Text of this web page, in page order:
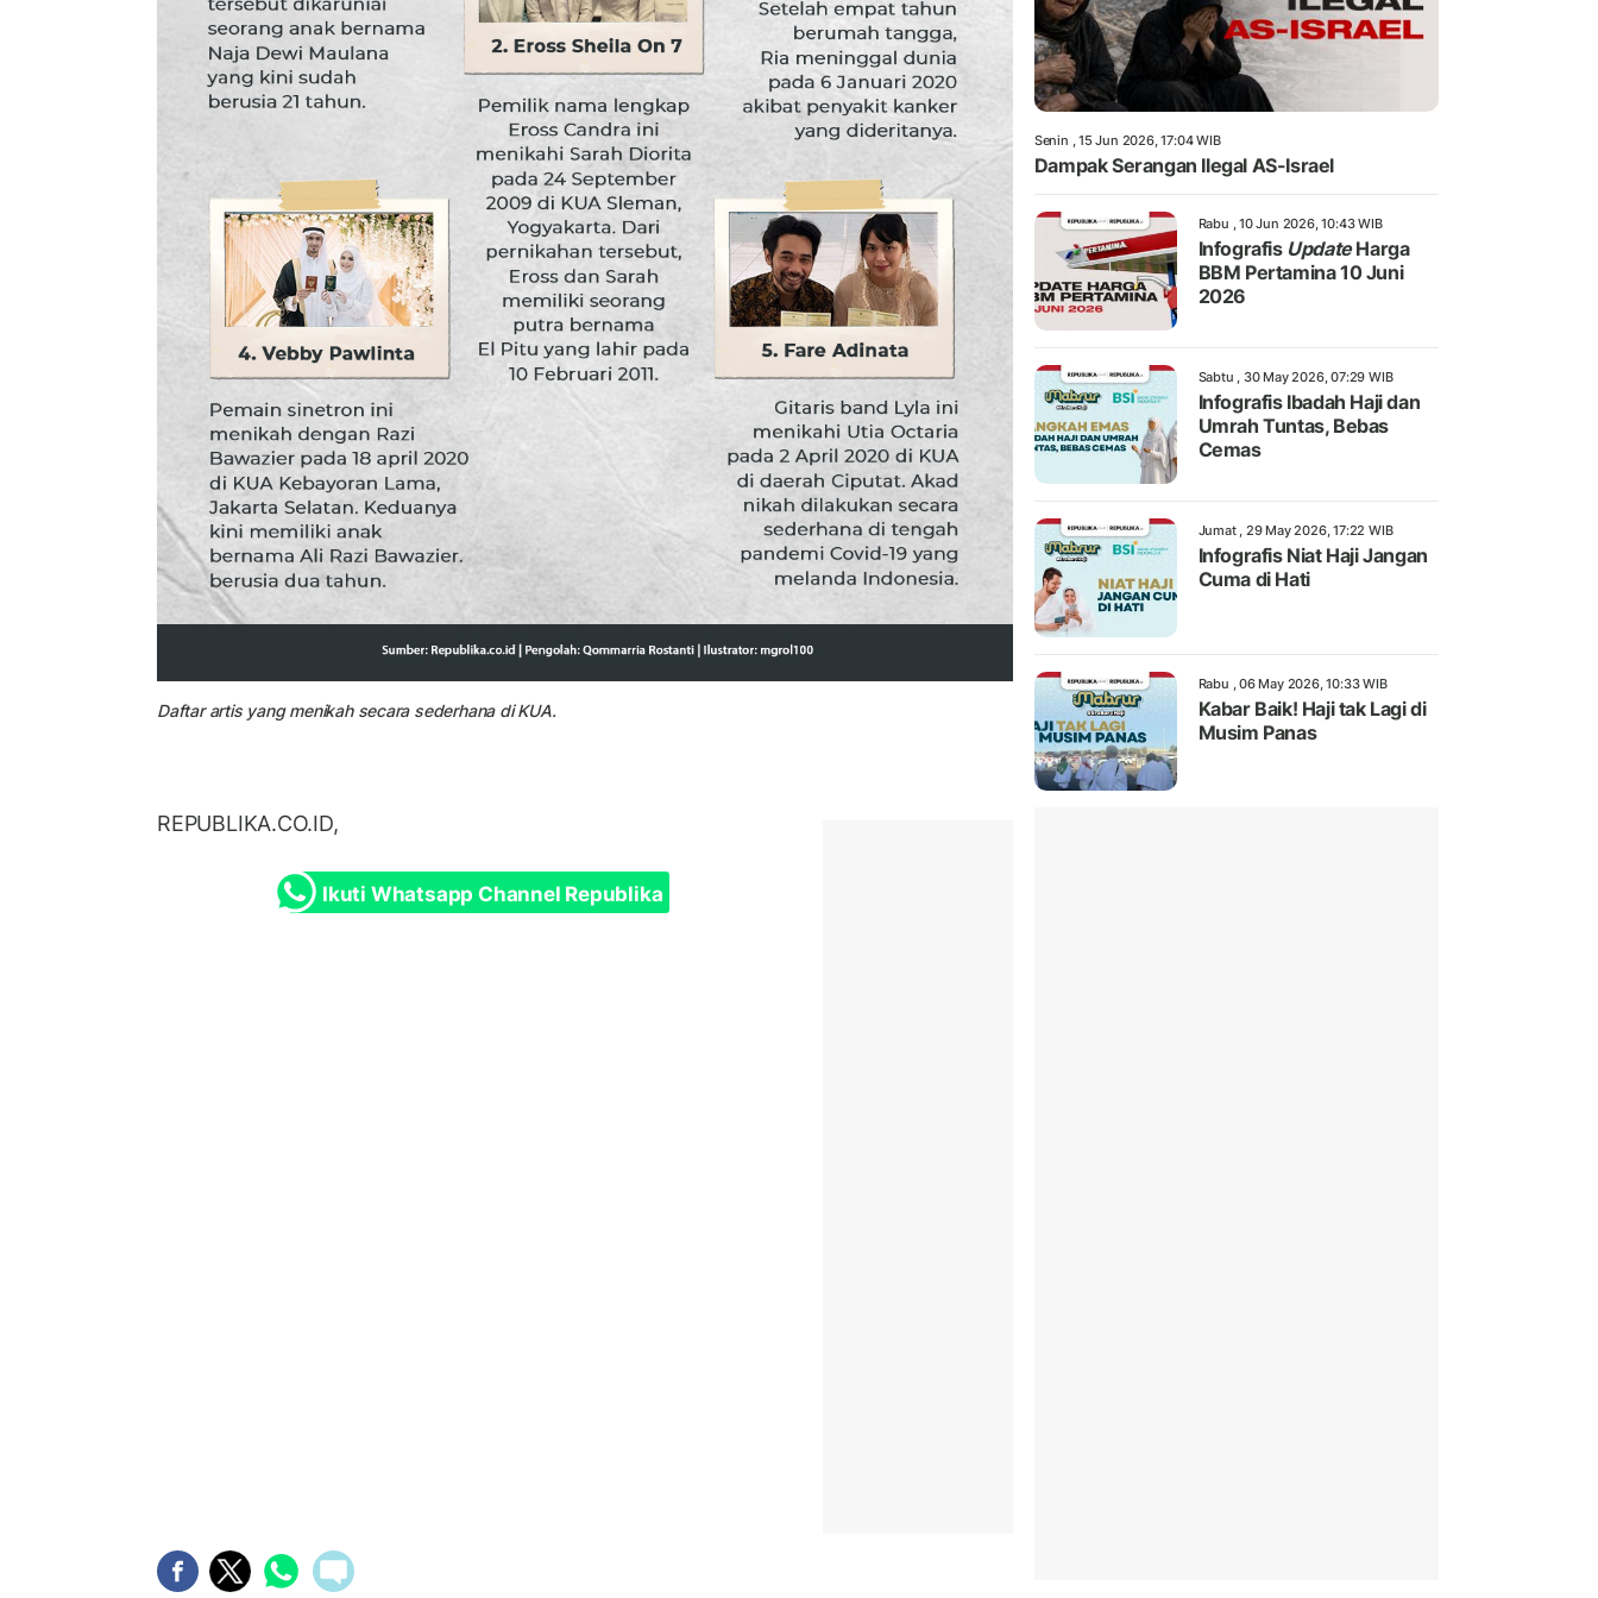
Daftar artis yang menikah secara sederhana di KUA.
REPUBLIKA.CO.ID,
Ikuti Whatsapp Channel Republika
Senin , 15 Jun 2026, 17:04 WIB
Dampak Serangan Ilegal AS-Israel
Rabu , 10 Jun 2026, 10:43 WIB
Infografis UpdateHarga
BBM Pertamina 10 Juni
2026
Sabtu , 30 May 2026, 07:29 WIB
Infografis Ibadah Haji dan
Umrah Tuntas, Bebas
Cemas
Jumat , 29 May 2026, 17:22 WIB
Infografis Niat Haji Jangan
Cuma di Hati
Rabu , 06 May 2026, 10:33 WIB
Kabar Baik! Haji tak Lagi di
Musim Panas